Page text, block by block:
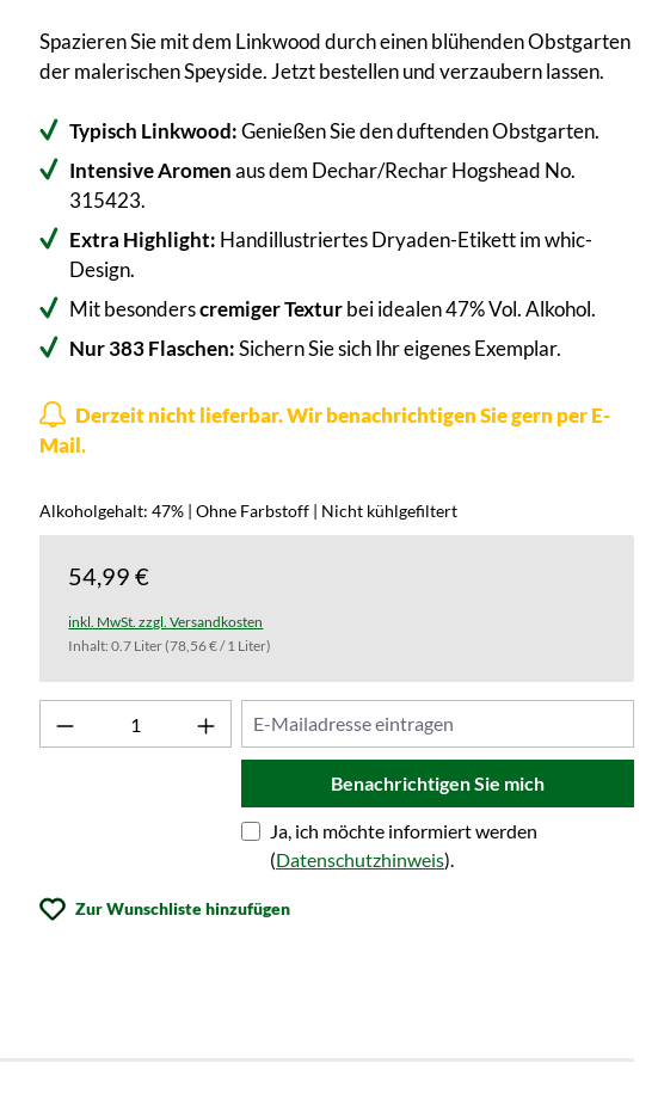
Spazieren Sie mit dem Linkwood durch einen blühenden Obstgarten
der malerischen Speyside. Jetzt bestellen und verzaubern lassen.
Typisch Linkwood:Genießen Sie den duftenden Obstgarten.
Intensive Aromenaus dem Dechar/Rechar Hogshead No.
315423.
Extra Highlight: Handillustriertes Dryaden-Etikett im whic-
Design.
Mit besonderscremiger Texturbei idealen 47% Vol. Alkohol.
Nur 383 Flaschen:Sichern Sie sich Ihr eigenes Exemplar.
Derzeit nicht lieferbar. Wir benachrichtigen Sie gern per E-
Mail.
Alkoholgehalt: 47% | Ohne Farbstoff | Nicht kühlgefiltert
54,99 €
inkl. MwSt. zzgl. Versandkosten
Inhalt:0.7 Liter(78,56 € / 1 Liter)
Benachrichtigen Sie mich
Ja, ich möchte informiert werden
(Datenschutzhinweis).
Zur Wunschliste hinzufügen